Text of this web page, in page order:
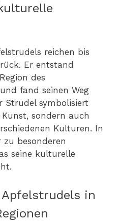
reichen bis
Er entstand
des
fand seinen Weg
Strudel symbolisiert
sondern auch
Kulturen. In
besonderen
seine kulturelle
in